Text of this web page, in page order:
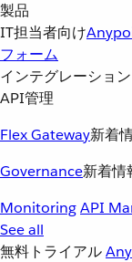
製品
IT担当者向け
フォーム
インテグレーション
API管理
Flex Gateway新着
Governance新着情
MonitoringAPI
See all
無料トライアル